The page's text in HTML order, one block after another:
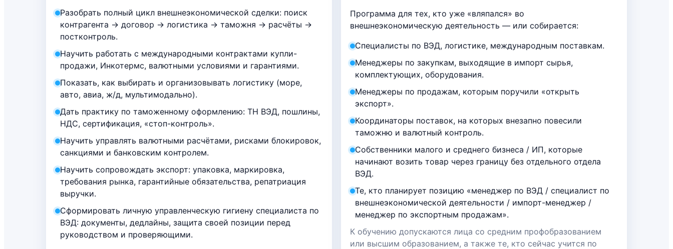
Разобрать полный цикл внешнеэкономической сделки: поиск
контрагента → договор → логистика → таможня → расчёты →
постконтроль.
Научить работать с международными контрактами купли-
продажи, Инкотермс, валютными условиями и гарантиями.
Показать, как выбирать и организовывать логистику (море,
авто, авиа, ж/д, мультимодально).
Дать практику по таможенному оформлению: ТН ВЭД, пошлины,
НДС, сертификация, «стоп-контроль».
Научить управлять валютными расчётами, рисками блокировок,
санкциями и банковским контролем.
Научить сопровождать экспорт: упаковка, маркировка,
требования рынка, гарантийные обязательства, репатриация
выручки.
Сформировать личную управленческую гигиену специалиста по
ВЭД: документы, дедлайны, защита своей позиции перед
руководством и проверяющими.
Программа для тех, кто уже «вляпался» во
внешнеэкономическую деятельность — или собирается:
Специалисты по ВЭД, логистике, международным поставкам.
Менеджеры по закупкам, выходящие в импорт сырья,
комплектующих, оборудования.
Менеджеры по продажам, которым поручили «открыть
экспорт».
Координаторы поставок, на которых внезапно повесили
таможню и валютный контроль.
Собственники малого и среднего бизнеса / ИП, которые
начинают возить товар через границу без отдельного отдела
ВЭД.
Те, кто планирует позицию «менеджер по ВЭД / специалист по
внешнеэкономической деятельности / импорт-менеджер /
менеджер по экспортным продажам».
К обучению допускаются лица со средним профобразованием
или высшим образованием, а также те, кто сейчас учится по